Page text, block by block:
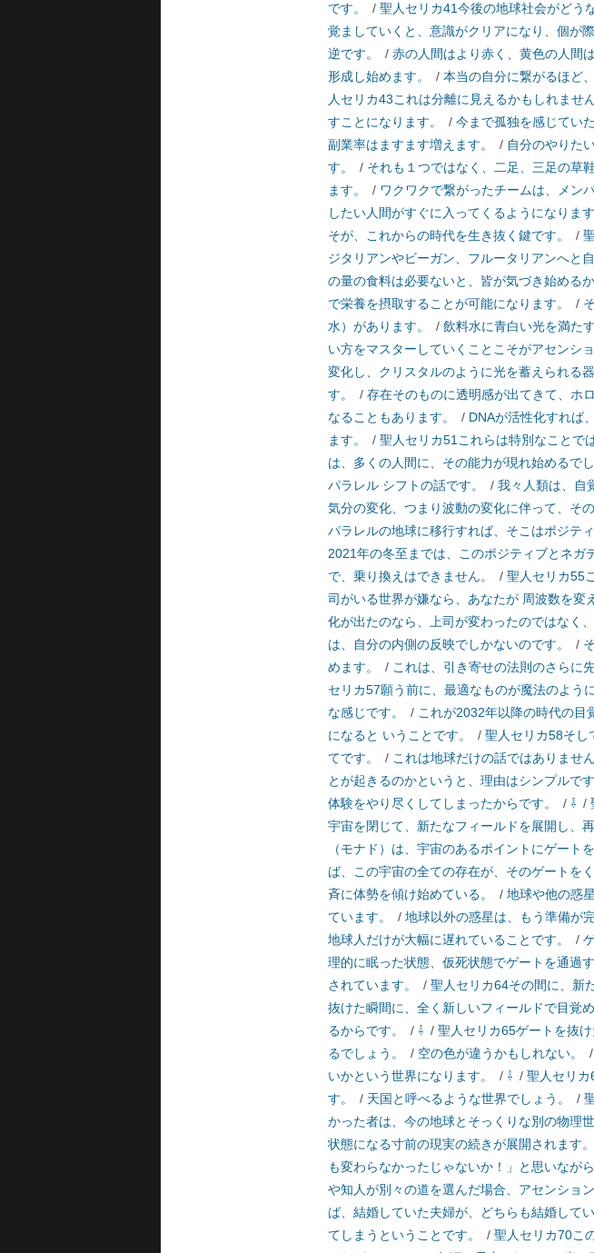
です。
/ 聖人セリカ41今後の地球社会がどう
覚ましていくと、意識がクリアになり、個が際
逆です。
/ 赤の人間はより赤く、黄色の人間
形成し始めます。
/ 本当の自分に繋がるほど
人セリカ43これは分離に見えるかもしれませ
すことになります。
/ 今まで孤独を感じてい
副業率はますます増えます。
/ 自分のやりた
す。
/ それも１つではなく、二足、三足の草
ます。
/ ワクワクで繋がったチームは、メン
したい人間がすぐに入ってくるようになります
そが、これからの時代を生き抜く鍵です。
/
ジタリアンやビーガン、フルータリアンへと
の量の食料は必要ないと、皆が気づき始めるか
で栄養を摂取することが可能になります。
/
水）があります。
/ 飲料水に青白い光を満た
い方をマスターしていくことこそがアセンシ
変化し、クリスタルのように光を蓄えられる
す。
/ 存在そのものに透明感が出てきて、ホ
なることもあります。
/ DNAが活性化すれば
ます。
/ 聖人セリカ51これらは特別なことで
は、多くの人間に、その能力が現れ始めるでし
パラレル シフトの話です。
/ 我々人類は、自
気分の変化、つまり波動の変化に伴って、そ
パラレルの地球に移行すれば、そこはポジテ
2021年の冬至までは、このポジティブとネガ
で、乗り換えはできません。
/ 聖人セリカ55
司がいる世界が嫌なら、あなたが 周波数を変
化が出たのなら、上司が変わったのではなく
は、自分の内側の反映でしかないのです。
/
めます。
/ これは、引き寄せの法則のさらに先
セリカ57願う前に、最適なものが魔法のよう
な感じです。
/ これが2032年以降の時代の目
になると いうことです。
/ 聖人セリカ58そし
てです。
/ これは地球だけの話ではありません
とが起きるのかというと、理由はシンプルです
体験をやり尽くしてしまったからです。
/ ⇩ /
宇宙を閉じて、新たなフィールドを展開し、
（モナド）は、宇宙のあるポイントにゲート
ば、この宇宙の全ての存在が、そのゲートを
斉に体勢を傾け始めている。
/ 地球や他の惑
ています。
/ 地球以外の惑星は、もう準備が
地球人だけが大幅に遅れていることです。
/
理的に眠った状態、仮死状態でゲートを通過
されています。
/ 聖人セリカ64その間に、新
抜けた瞬間に、全く新しいフィールドで目覚
るからです。
/ ⇩ / 聖人セリカ65ゲートを抜
るでしょう。
/ 空の色が違うかもしれない。 /
いかという世界になります。
/ ⇩ / 聖人セリカ
す。
/ 天国と呼べるような世界でしょう。 /
かった者は、今の地球とそっくりな別の物理
状態になる寸前の現実の続きが展開されます。
も変わらなかったじゃないか！」と思いなが
や知人が別々の道を選んだ場合、アセンショ
ば、結婚していた夫婦が、どちらも結婚して
てしまうということです。
/ 聖人セリカ70こ